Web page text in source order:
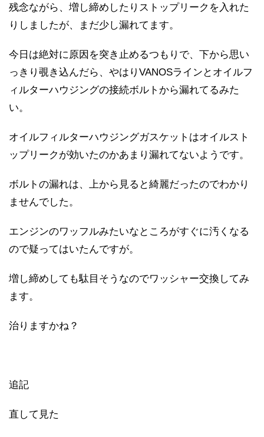
残念ながら、増し締めしたりストップリークを入れた
りしましたが、まだ少し漏れてます。
今日は絶対に原因を突き止めるつもりで、下から思い
っきり覗き込んだら、やはりVANOSラインとオイルフ
ィルターハウジングの接続ボルトから漏れてるみた
い。
オイルフィルターハウジングガスケットはオイルスト
ップリークが効いたのかあまり漏れてないようです。
ボルトの漏れは、上から見ると綺麗だったのでわかり
ませんでした。
エンジンのワッフルみたいなところがすぐに汚くなる
ので疑ってはいたんですが。
増し締めしても駄目そうなのでワッシャー交換してみ
ます。
治りますかね？
追記
直して見た